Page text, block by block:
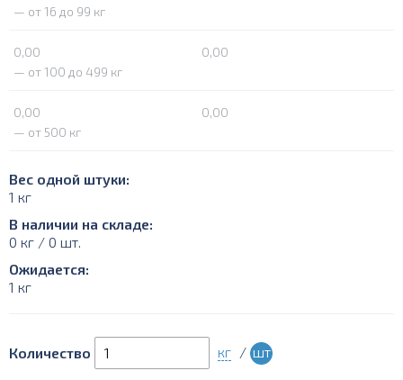
— от 16 до 99 кг
0,00
0,00
— от 100 до 499 кг
0,00
0,00
— от 500 кг
Вес одной штуки:
1 кг
В наличии на складе:
0 кг / 0 шт.
Ожидается:
1 кг
Количество кг / шт